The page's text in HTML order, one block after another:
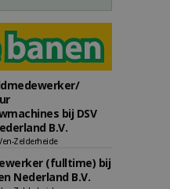
bij DSV
B.V.
Zelderheide
(fulltime) bij
Nederland B.V.